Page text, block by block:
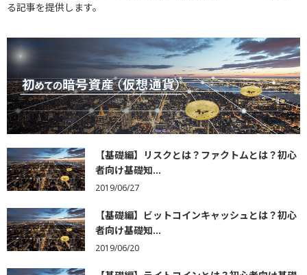
る記事を提供します。
【基礎編】リスクとは？ファクトムとは？初心
者向け基礎知...
2019/06/27
【基礎編】ビットコインキャッシュとは？初心
者向け基礎知...
2019/06/20